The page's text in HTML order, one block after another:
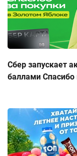
Сбер запускает
баллами Спасибо